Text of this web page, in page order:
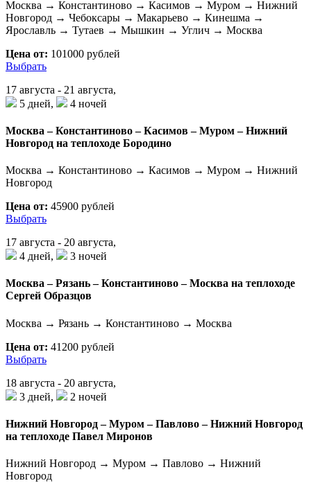
Москва → Константиново → Касимов → Муром → Нижний
Новгород → Чебоксары → Макарьево → Кинешма →
Ярославль → Тутаев → Мышкин → Углич → Москва
Цена от: 101000 рублей
Выбрать
17 августа - 21 августа,
5 дней,
4 ночей
Москва – Константиново – Касимов – Муром – Нижний
Новгород на теплоходе Бородино
Москва → Константиново → Касимов → Муром → Нижний
Новгород
Цена от: 45900 рублей
Выбрать
17 августа - 20 августа,
4 дней,
3 ночей
Москва – Рязань – Константиново – Москва на теплоходе
Сергей Образцов
Москва → Рязань → Константиново → Москва
Цена от: 41200 рублей
Выбрать
18 августа - 20 августа,
3 дней,
2 ночей
Нижний Новгород – Муром – Павлово – Нижний Новгород
на теплоходе Павел Миронов
Нижний Новгород → Муром → Павлово → Нижний
Новгород